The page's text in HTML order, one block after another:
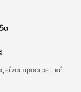
προαιρετική